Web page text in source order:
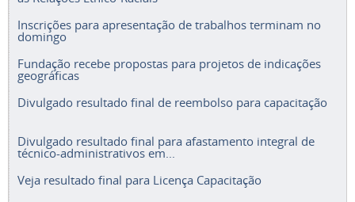
Inscrições para apresentação de trabalhos terminam no
domingo
Fundação recebe propostas para projetos de indicações
geográficas
Divulgado resultado final de reembolso para capacitação
Divulgado resultado final para afastamento integral de
técnico-administrativos em...
Veja resultado final para Licença Capacitação